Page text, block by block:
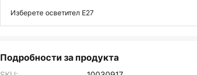
Изберете осветител E27
Подробности за продукта